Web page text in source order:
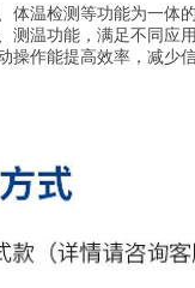
体温检测等功能为一
测温功能，满足不同应
操作能提高效率，减少